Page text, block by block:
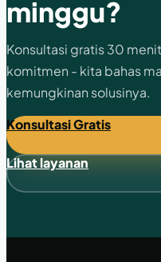
minggu?
Konsultasi gratis 30
komitmen - kita bahas
kemungkinan solusinya.
Konsultasi Gratis
Lihat layanan